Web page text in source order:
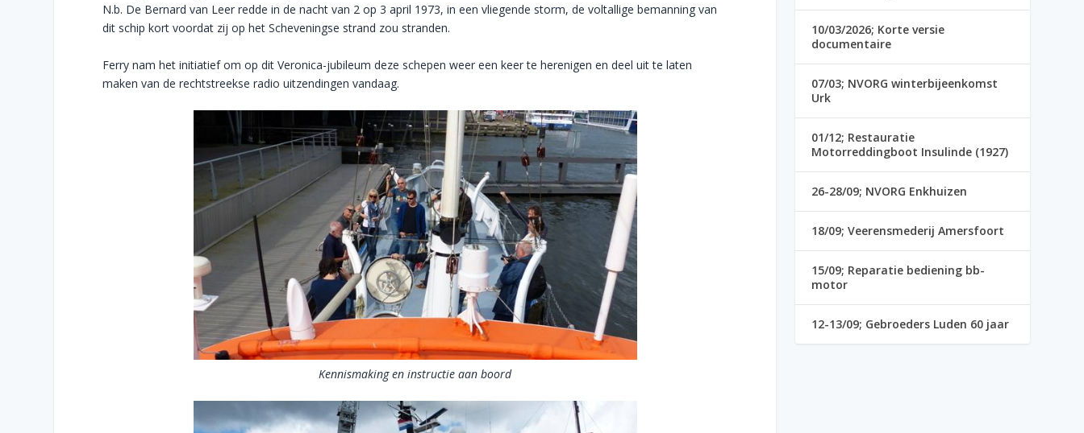
N.b. De Bernard van Leer redde in de nacht van 2 op 3 april 1973, in een vliegende storm, de voltallige bemanning van
dit schip kort voordat zij op het Scheveningse strand zou stranden.
Ferry nam het initiatief om op dit Veronica-jubileum deze schepen weer een keer te herenigen en deel uit te laten
maken van de rechtstreekse radio uitzendingen vandaag.
Kennismaking en instructie aan boord
10/03/2026; Korte versie
documentaire
07/03; NVORG winterbijeenkomst
Urk
01/12; Restauratie
Motorreddingboot Insulinde (1927)
26-28/09; NVORG Enkhuizen
18/09; Veerensmederij Amersfoort
15/09; Reparatie bediening bb-
motor
12-13/09; Gebroeders Luden 60 jaar